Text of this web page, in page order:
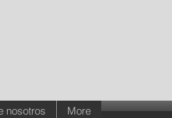
nosotros More